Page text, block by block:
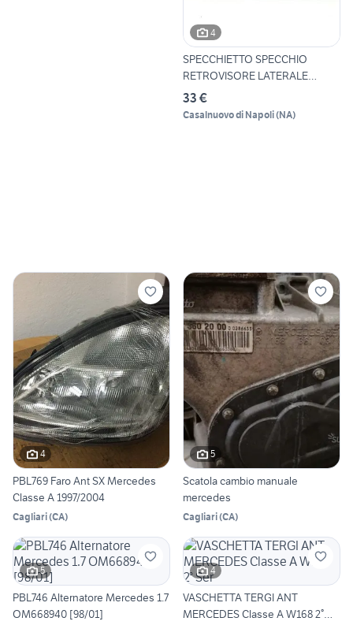
4
SPECCHIETTO SPECCHIO
RETROVISORE LATERALE
SINISTRO
33 €
Casalnuovo di Napoli(NA)
4
PBL769 Faro Ant SX Mercedes
Classe A 1997/2004
Cagliari(CA)
5
Scatola cambio manuale
mercedes
Cagliari(CA)
5
PBL746 Alternatore Mercedes 1.7
OM668940 [98/01]
4
VASCHETTA TERGI ANT
MERCEDES Classe A W168 2°